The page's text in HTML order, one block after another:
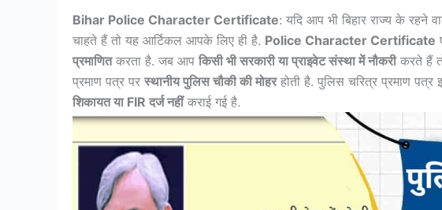
Bihar Police Character Certificate: यदि आप भी बिहार राज्य के रहने
चाहते हैं तो यह आर्टिकल आपके लिए ही है. Police Character Certificate
प्रमाणितकरता है. जब आप किसी भी सरकारी या प्राइवेट संस्था में नौकरीकरते हैं
प्रमाण पत्र पर स्थानीय पुलिस चौकी की मोहरहोती है. पुलिस चरित्र प्रमाण
शिकायत या FIR दर्ज नहींकराई गई है.